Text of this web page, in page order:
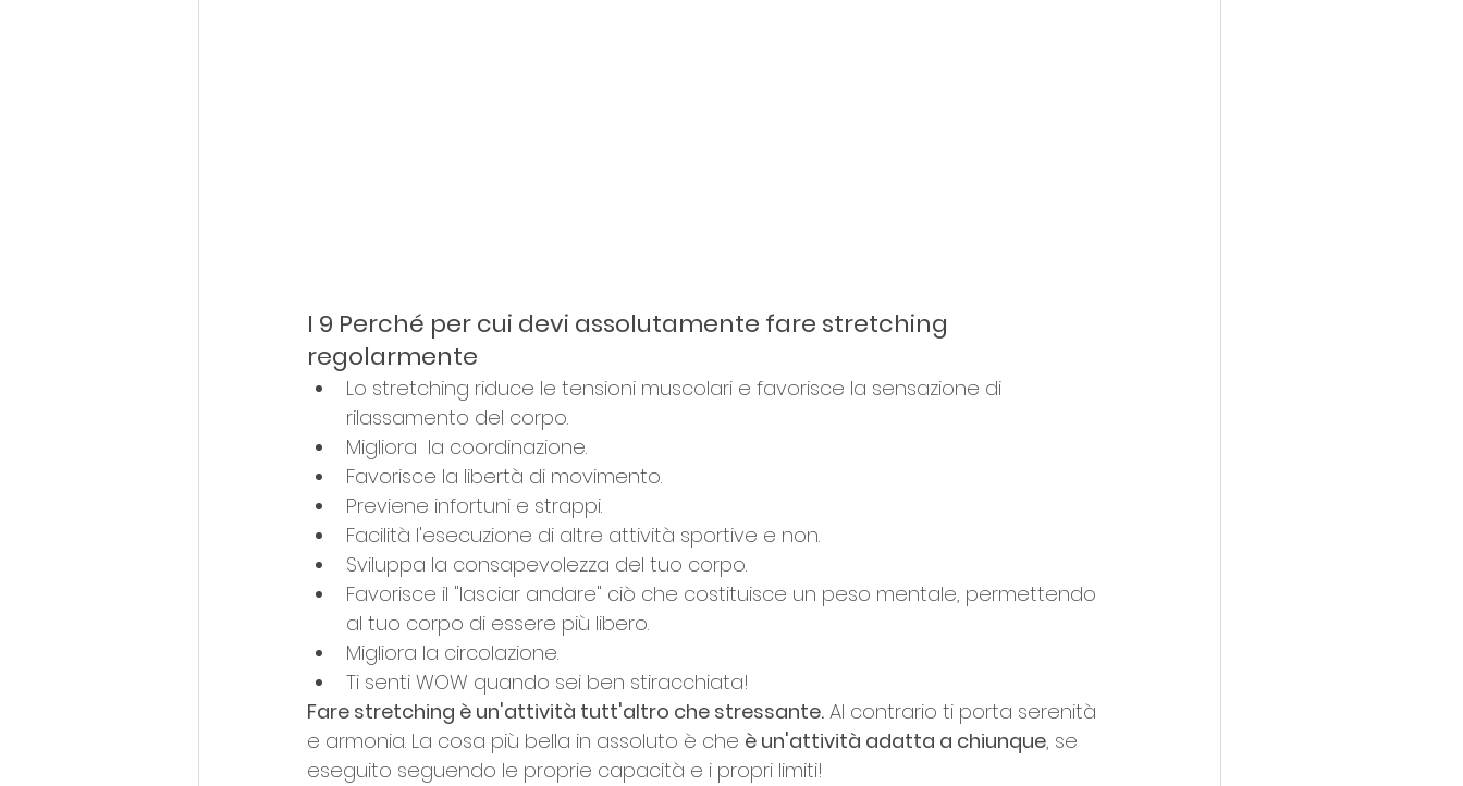
I 9 Perché per cui devi assolutamente fare stretching
regolarmente
Lo stretching riduce le tensioni muscolari e favorisce la sensazione di
rilassamento del corpo.
Migliora  la coordinazione.
Favorisce la libertà di movimento.
Previene infortuni e strappi.
Facilità l'esecuzione di altre attività sportive e non.
Sviluppa la consapevolezza del tuo corpo.
Favorisce il "lasciar andare" ciò che costituisce un peso mentale, permettendo
al tuo corpo di essere più libero.
Migliora la circolazione.
Ti senti WOW quando sei ben stiracchiata!
Fare stretching è un'attività tutt'altro che stressante. Al contrario ti porta serenità
e armonia. La cosa più bella in assoluto è che è un'attività adatta a chiunque, se
eseguito seguendo le proprie capacità e i propri limiti!